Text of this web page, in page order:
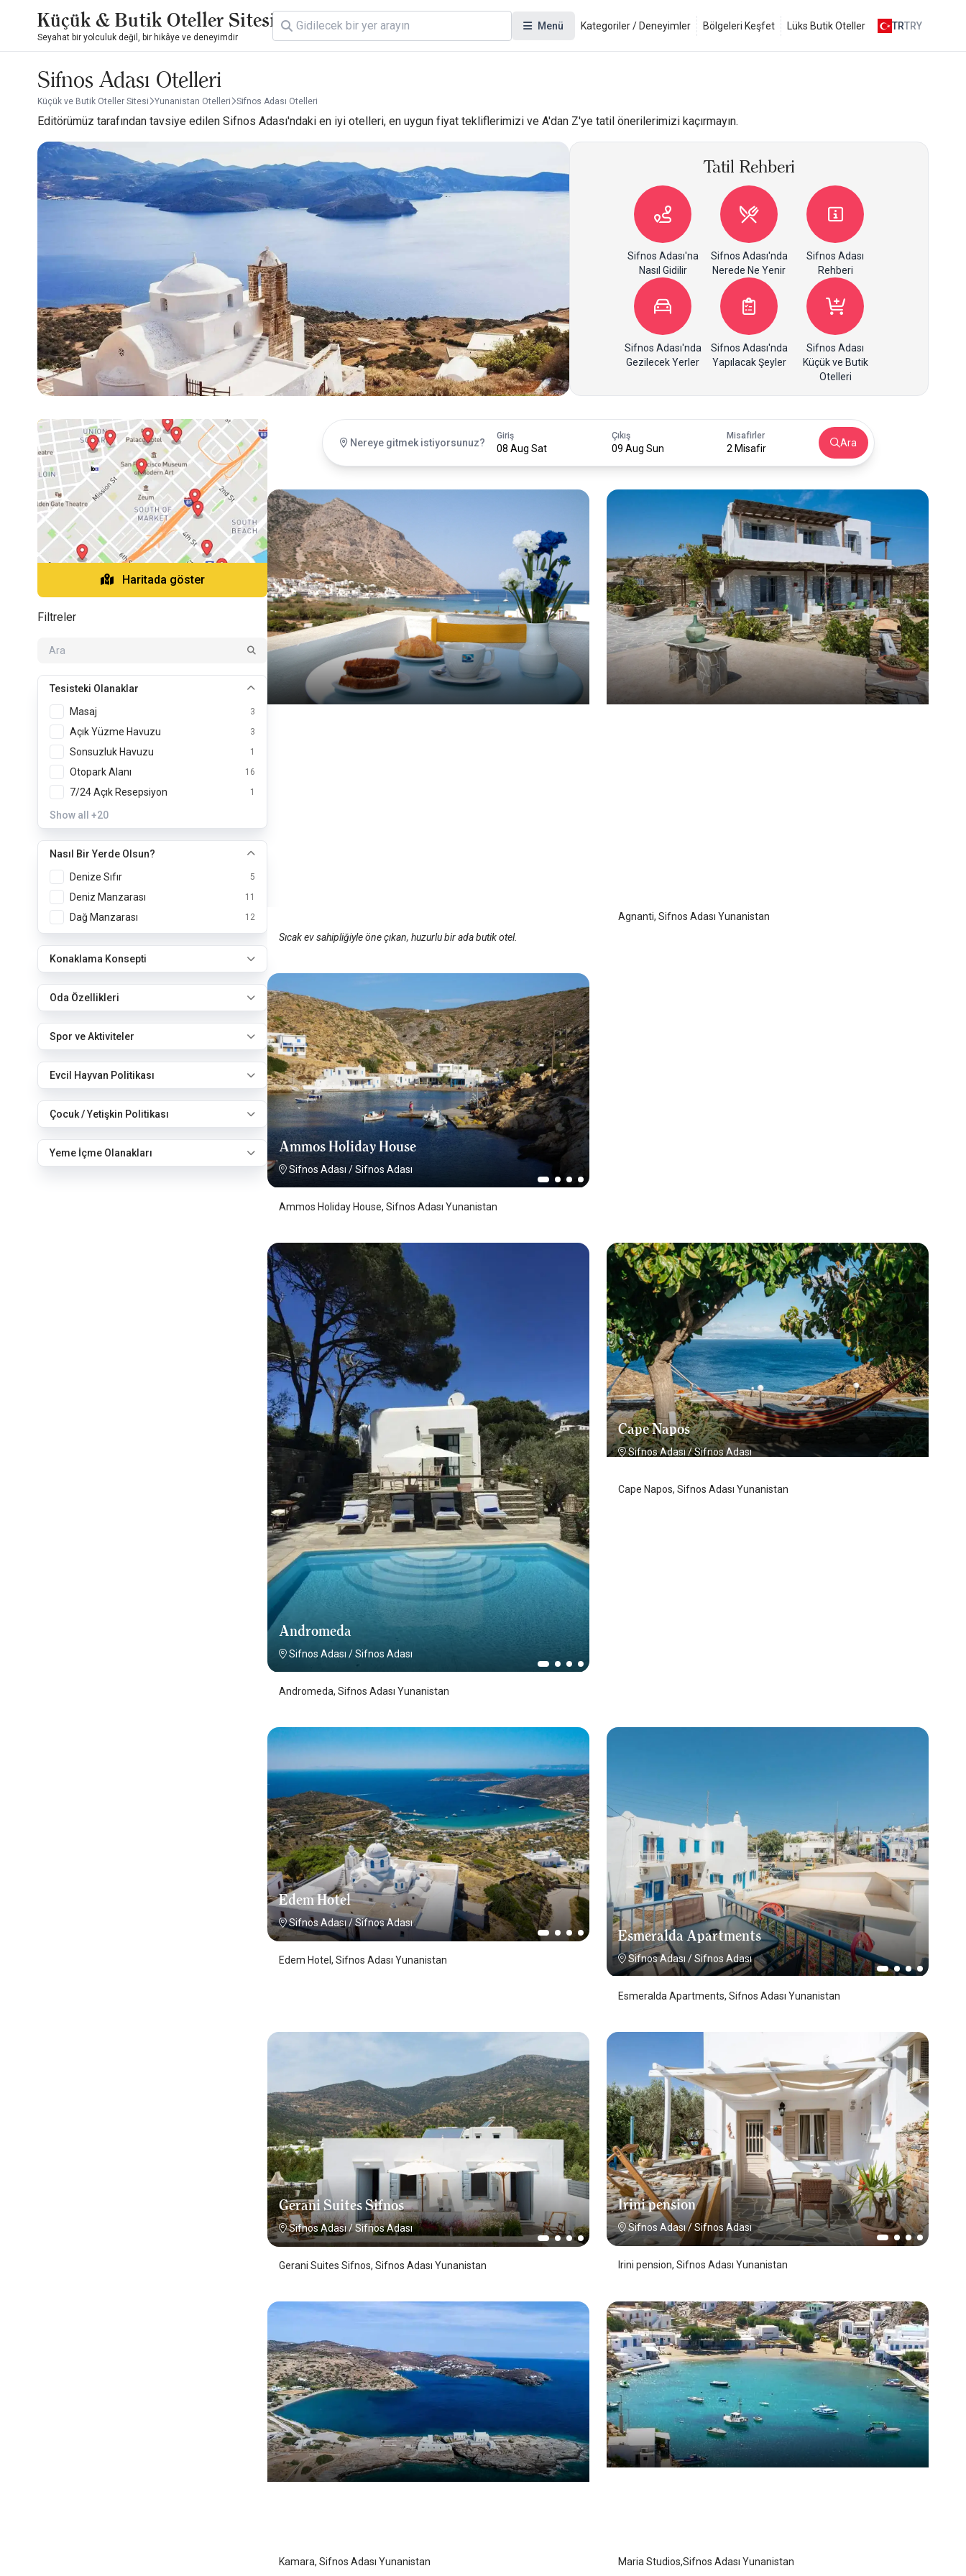
Küçük & Butik Oteller Sitesi
Seyahat bir yolculuk değil, bir hikâye ve deneyimdir
Menü Kategoriler / Deneyimler Bölgeleri Keşfet Lüks Butik Oteller TRTRY
Sifnos Adası Otelleri
Küçük ve Butik Oteller Sitesi Yunanistan Otelleri Sifnos Adası Otelleri
Editörümüz tarafından tavsiye edilen Sifnos Adası'ndaki en iyi otelleri, en uygun fiyat tekliflerimizi ve A'dan Z'ye tatil önerilerimizi kaçırmayın.
Tatil Rehberi
Sifnos Adası'na
Nasıl Gidilir
Sifnos Adası'nda
Nerede Ne Yenir
Sifnos Adası
Rehberi
Sifnos Adası'nda
Gezilecek Yerler
Sifnos Adası'nda
Yapılacak Şeyler
Sifnos Adası
Küçük ve Butik
Otelleri
Haritada göster
Filtreler
Tesisteki Olanaklar
Masaj
3
Açık Yüzme Havuzu 3
Sonsuzluk Havuzu 1
Otopark Alanı 16
7/24 Açık Resepsiyon 1
Show all +20
Nasıl Bir Yerde Olsun?
Denize Sıfır
5
Deniz Manzarası 11
Dağ Manzarası 12
Konaklama Konsepti
Oda Özellikleri
Spor ve Aktiviteler
Evcil Hayvan Politikası
Çocuk / Yetişkin Politikası
Yeme İçme Olanakları
Nereye gitmek istiyorsunuz?
Giriş
08 Aug Sat
Çıkış
09 Aug Sun
Misafirler
2 Misafir Ara
Sıcak ev sahipliğiyle öne çıkan, huzurlu bir ada butik otel.
Agnanti, Sifnos Adası Yunanistan
Ammos Holiday House
Sifnos Adası /Sifnos Adası
Ammos Holiday House, Sifnos Adası Yunanistan
Andromeda
Sifnos Adası /Sifnos Adası
Andromeda, Sifnos Adası Yunanistan
Cape Napos
Sifnos Adası/Sifnos Adası
Cape Napos, Sifnos Adası Yunanistan
Edem Hotel
Sifnos Adası /Sifnos Adası
Edem Hotel, Sifnos Adası Yunanistan
Esmeralda Apartments
Sifnos Adası /Sifnos Adası
Esmeralda Apartments, Sifnos Adası Yunanistan
Gerani Suites Sifnos
Sifnos Adası/Sifnos Adası
Gerani Suites Sifnos, Sifnos Adası Yunanistan
Irini pension
Sifnos Adası /Sifnos Adası
Irini pension, Sifnos Adası Yunanistan
Kamara, Sifnos Adası Yunanistan Maria Studios,Sifnos Adası Yunanistan